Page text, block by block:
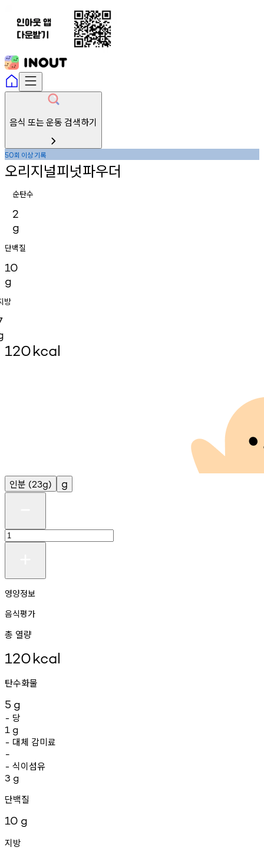
음식 또는 운동 검색하기
50회 이상기록
오리지널피넛파우더
순탄수
2
g
단백질
10
g
방
120kcal
인분 (23g) g
영양정보
음식평가
총 열량
120kcal
탄수화물
5 g
- 당
1 g
- 대체 감미료
-
- 식이섬유
3 g
단백질
10 g
지방